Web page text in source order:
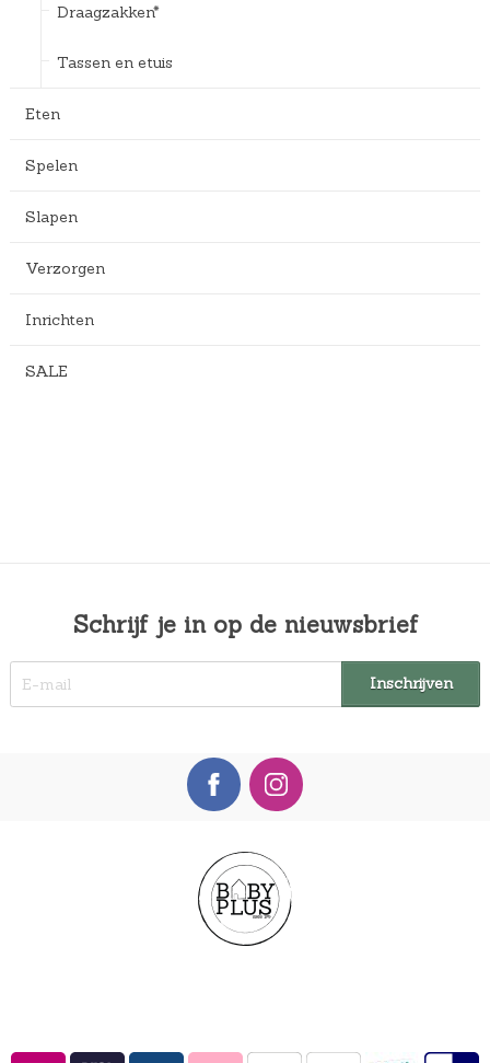
Draagzakken*
Tassen en etuis
Eten
Spelen
Slapen
Verzorgen
Inrichten
SALE
Schrijf je in op de nieuwsbrief